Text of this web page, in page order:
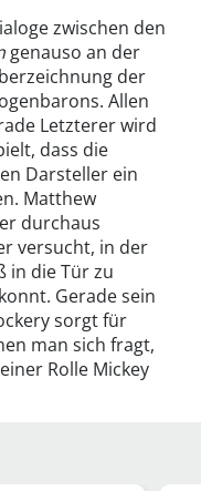
zwischen den
genauso an der
der
Allen
Letzterer wird
dass die
Darsteller ein
Matthew
durchaus
versucht, in der
in die Tür zu
Gerade sein
sorgt für
man sich fragt,
Rolle Mickey